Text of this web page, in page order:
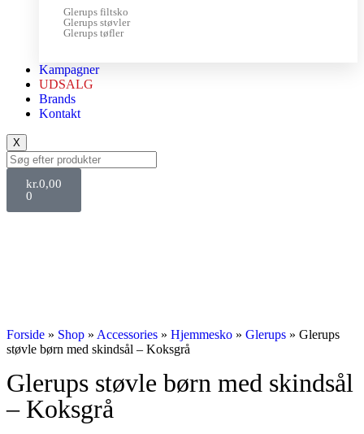
Glerups filtsko
Glerups støvler
Glerups tøfler
Kampagner
UDSALG
Brands
Kontakt
X
kr.0,00
0
Forside » Shop » Accessories » Hjemmesko » Glerups » Glerups
støvle børn med skindsål – Koksgrå
Glerups støvle børn med skindsål
– Koksgrå